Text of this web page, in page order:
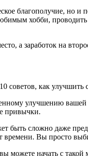
благополучие, но
хобби,
а заработок на
улучшению
привычки.
быть сложно даже
Вы просто
начать с такой